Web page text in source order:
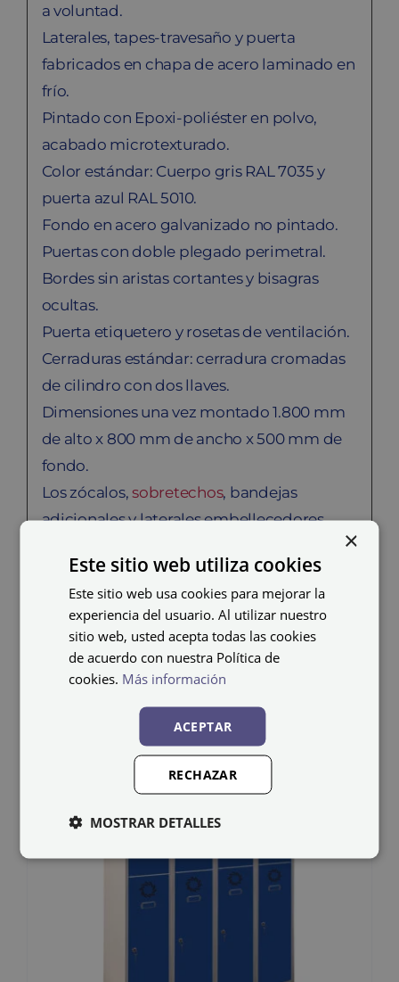
a voluntad.
Laterales, tapes-travesaño y puerta
fabricados en chapa de acero laminado en
frío.
Pintado con Epoxi-poliéster en polvo,
acabado microtexturado.
Color estándar: Cuerpo gris RAL 7035 y
puerta azul RAL 5010.
Fondo en acero galvanizado no pintado.
Puertas con doble plegado perimetral.
Bordes sin aristas cortantes y bisagras
ocultas.
Puerta etiquetero y rosetas de ventilación.
Cerraduras estándar: cerradura cromadas
de cilindro con dos llaves.
Dimensiones una vez montado 1.800 mm
de alto x 800 mm de ancho x 500 mm de
fondo.
Los zócalos,sobretechos, bandejas
adicionales y laterales embellecedores
Productos relacionados
×
Este sitio web utiliza cookies
Este sitio web usa cookies para mejorar la
experiencia del usuario. Al utilizar nuestro
sitio web, usted acepta todas las cookies
de acuerdo con nuestra Política de
cookies. Más información
ACEPTAR
RECHAZAR
MOSTRAR DETALLES